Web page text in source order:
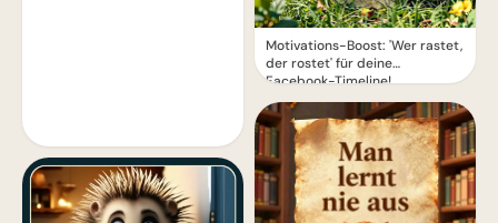
Motivations-Boost: 'Wer rastet,
der rostet' für deine
Facebook-Timeline!